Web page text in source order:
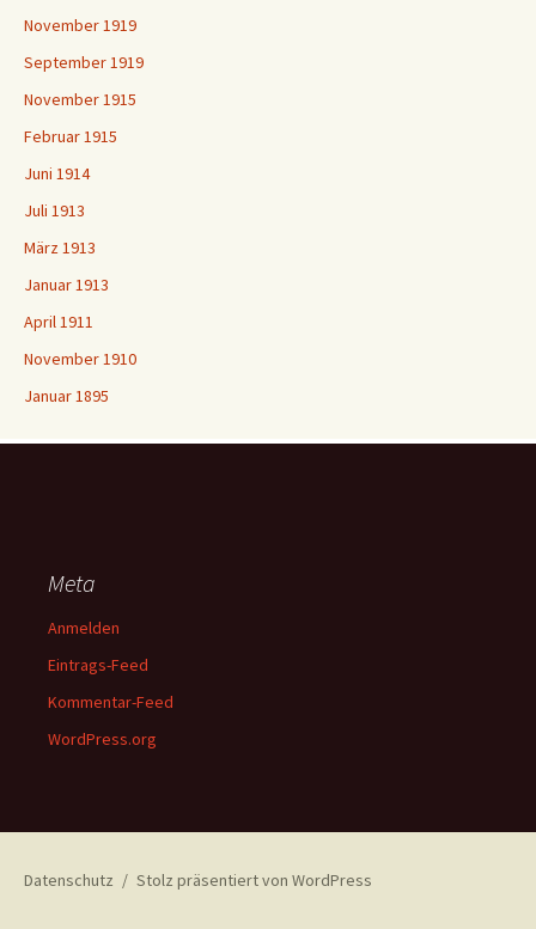
November 1919
September 1919
November 1915
Februar 1915
Juni 1914
Juli 1913
März 1913
Januar 1913
April 1911
November 1910
Januar 1895
Meta
Anmelden
Eintrags-Feed
Kommentar-Feed
WordPress.org
Datenschutz Stolz präsentiert von WordPress